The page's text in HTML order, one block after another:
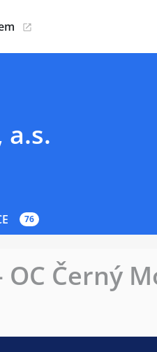
76
Černý